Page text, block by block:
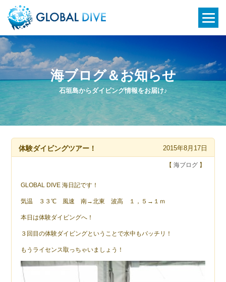
石垣島からダイビング情報をお届け♪
海ブログ＆お知らせ
体験ダイビングツアー！ 2015年8月17日
【 海ブログ】
GLOBAL DIVE 海日記です！
気温 ３３℃ 風速 南→北東 波高 １，５→１ｍ
本日は体験ダイビングへ！
３回目の体験ダイビングということで水中もバッチリ！
もうライセンス取っちゃいましょう！